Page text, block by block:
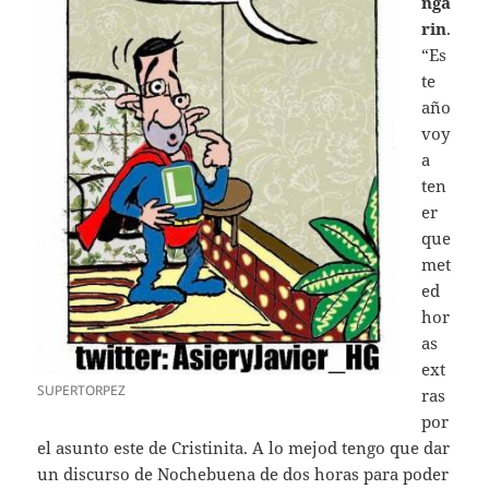
SUPERTORPEZ
rin.
“Es
te
año
voy
a
ten
er
que
met
ed
hor
as
ext
ras
por
el asunto este de Cristinita. A lo mejod tengo que dar
un discurso de Nochebuena de dos horas para poder